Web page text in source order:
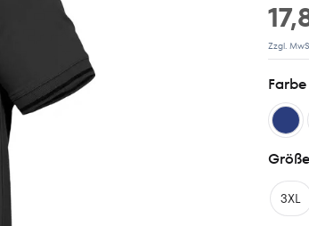
Zzgl.
Farbe
Größe
3XL